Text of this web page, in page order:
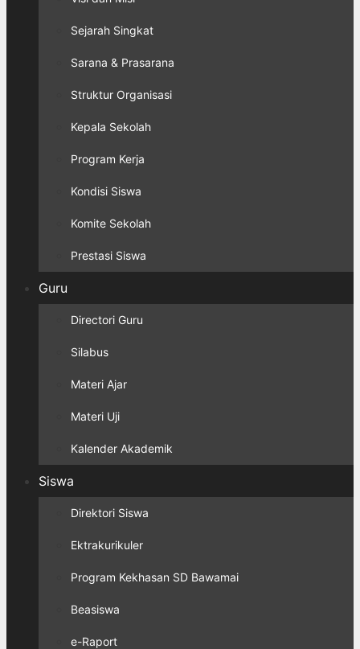
Sejarah Singkat
Sarana & Prasarana
Struktur Organisasi
Kepala Sekolah
Program Kerja
Kondisi Siswa
Komite Sekolah
Prestasi Siswa
Guru
Directori Guru
Silabus
Materi Ajar
Materi Uji
Kalender Akademik
Siswa
Direktori Siswa
Ektrakurikuler
Program Kekhasan SD Bawamai
Beasiswa
e-Raport